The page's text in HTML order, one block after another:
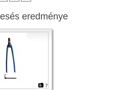
eredménye
7